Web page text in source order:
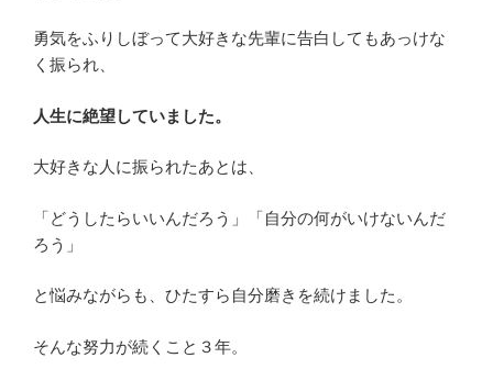
勇気をふりしぼって大好きな先輩に告白してもあっけな
く振られ、
人生に絶望していました。
大好きな人に振られたあとは、
「どうしたらいいんだろう」「自分の何がいけないんだ
ろう」
と悩みながらも、ひたすら自分磨きを続けました。
そんな努力が続くこと３年。